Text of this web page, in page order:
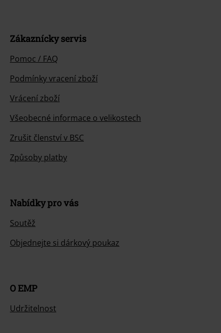
Zákaznícky servis
Pomoc / FAQ
Podmínky vracení zboží
Vrácení zboží
Všeobecné informace o velikostech
Zrušit členství v BSC
Způsoby platby
Nabídky pro vás
Soutěž
Objednejte si dárkový poukaz
O EMP
Udržitelnost